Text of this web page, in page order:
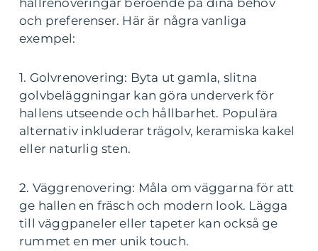
hallrenoveringar beroende på dina behov
och preferenser. Här är några vanliga
exempel:
1. Golvrenovering: Byta ut gamla, slitna
golvbeläggningar kan göra underverk för
hallens utseende och hållbarhet. Populära
alternativ inkluderar trägolv, keramiska kakel
eller naturlig sten.
2. Väggrenovering: Måla om väggarna för att
ge hallen en fräsch och modern look. Lägga
till väggpaneler eller tapeter kan också ge
rummet en mer unik touch.